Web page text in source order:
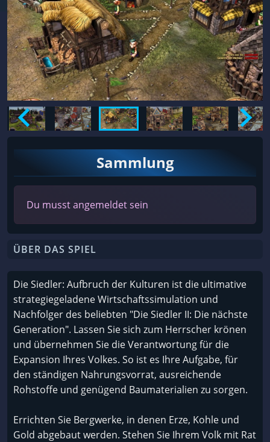
Sammlung
Du musst angemeldet sein
ÜBER DAS SPIEL
Die Siedler: Aufbruch der Kulturen ist die ultimative
strategiegeladene Wirtschaftssimulation und
Nachfolger des beliebten "Die Siedler II: Die nächste
Generation". Lassen Sie sich zum Herrscher krönen
und übernehmen Sie die Verantwortung für die
Expansion Ihres Volkes. So ist es Ihre Aufgabe, für
den ständigen Nahrungsvorrat, ausreichende
Rohstoffe und genügend Baumaterialien zu sorgen.
Errichten Sie Bergwerke, in denen Erze, Kohle und
Gold abgebaut werden. Stehen Sie Ihrem Volk mit Rat